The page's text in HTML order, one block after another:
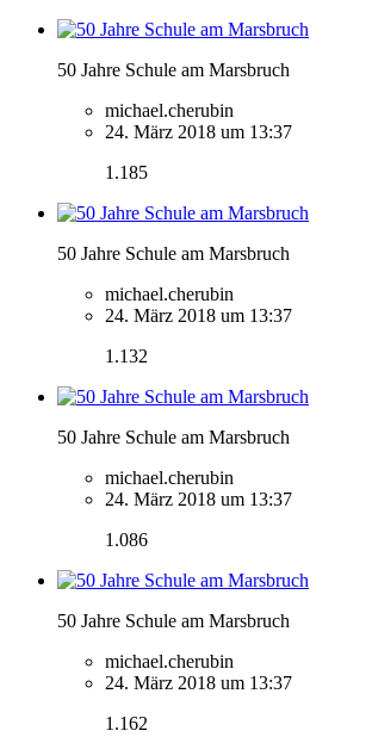
50 Jahre Schule am Marsbruch
michael.cherubin
24. März 2018 um 13:37
1.185
50 Jahre Schule am Marsbruch
michael.cherubin
24. März 2018 um 13:37
1.132
50 Jahre Schule am Marsbruch
michael.cherubin
24. März 2018 um 13:37
1.086
50 Jahre Schule am Marsbruch
michael.cherubin
24. März 2018 um 13:37
1.162